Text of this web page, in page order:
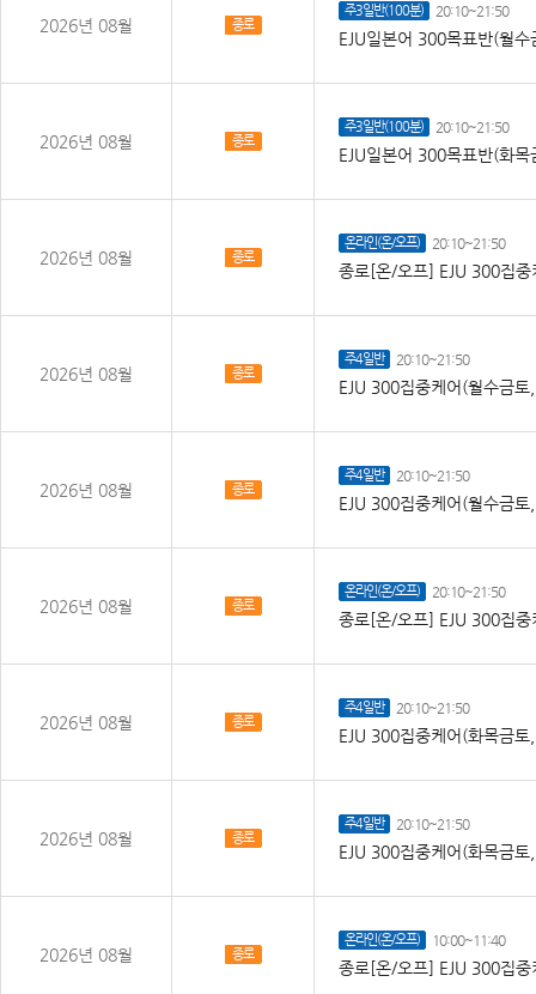
2026년 08월 종로
주3일반(100분) 20:10~21:50
EJU일본어 300목표반(월
2026년 08월 종로
주3일반(100분) 20:10~21:50
EJU일본어 300목표반(화
2026년 08월 종로
온라인(온/오프) 20:10~21:50
종로[온/오프] EJU 300집
2026년 08월 종로
주4일반 20:10~21:50
EJU 300집중케어(월수금
2026년 08월 종로
주4일반 20:10~21:50
EJU 300집중케어(월수금
2026년 08월 종로
온라인(온/오프) 20:10~21:50
종로[온/오프] EJU 300집
2026년 08월 종로
주4일반 20:10~21:50
EJU 300집중케어(화목금
2026년 08월 종로
주4일반 20:10~21:50
EJU 300집중케어(화목금
2026년 08월 종로
온라인(온/오프) 10:00~11:40
종로[온/오프] EJU 300집